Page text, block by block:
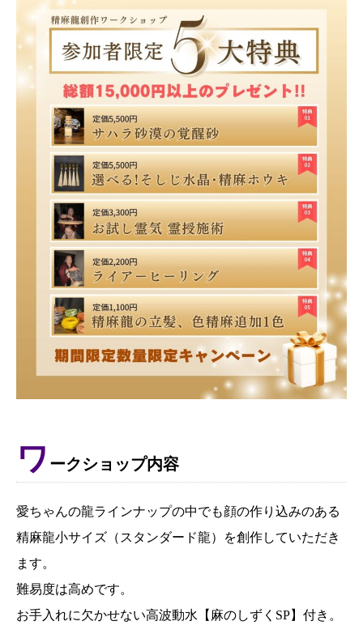
ワ ークショップ内容
愛ちゃんの龍ラインナップの中でも顔の作り込みのある
精麻龍小サイズ（スタンダード龍）を創作していただき
ます。
難易度は高めです。
お手入れに欠かせない高波動水【麻のしずくSP】付き。